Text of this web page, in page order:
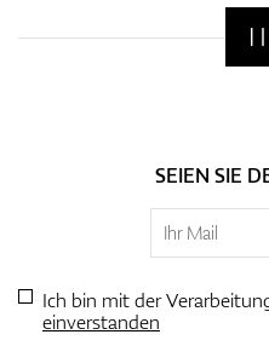
SEIEN SIE
Ich bin mit der
einverstanden